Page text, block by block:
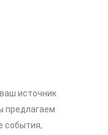
источник
предлагаем
события,